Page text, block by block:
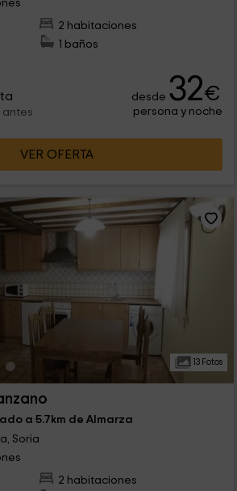
2 habitaciones
1 baños
antes
desde 32€
persona y noche
VER OFERTA
13 Fotos
a 5.7km de Almarza
Soria
2 habitaciones